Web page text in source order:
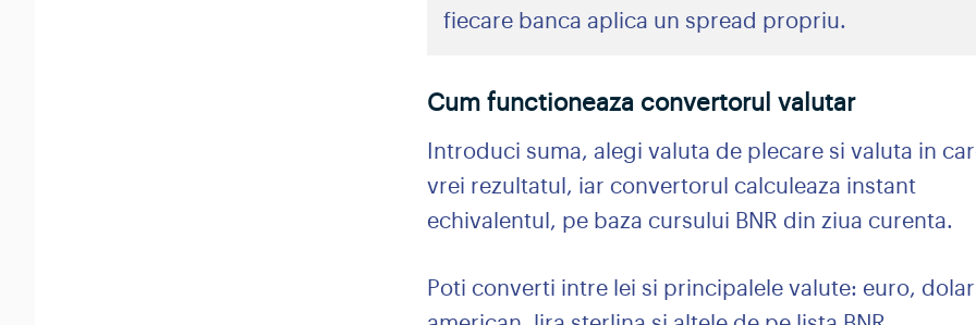
fiecare banca aplica un spread propriu.
Cum functioneaza convertorul valutar
Introduci suma, alegi valuta de plecare si valuta in
vrei rezultatul, iar convertorul calculeaza instant
echivalentul, pe baza cursului BNR din ziua curenta.
Poti converti intre lei si principalele valute: euro, dolar